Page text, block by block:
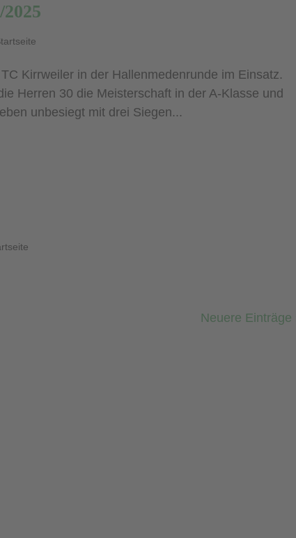
Kirrweiler in der Hallenmedenrunde im Einsatz.
Herren 30 die Meisterschaft in der A-Klasse und
unbesiegt mit drei Siegen...
Neuere Einträge